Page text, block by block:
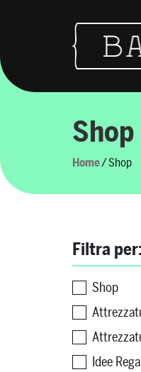
Navigazione
Shop
Home/ Shop
Filtra per:
Shop
Idee